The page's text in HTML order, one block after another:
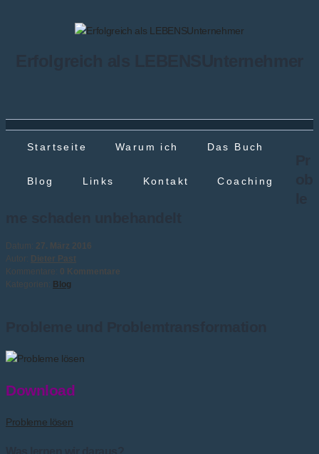
Startseite Warum ich Das Buch
Blog Links Kontakt Coaching
Datum: 27. März 2016
Autor: Dieter Past
Kommentare: 0 Kommentare
Kategorien: Blog
Download
Probleme lösen